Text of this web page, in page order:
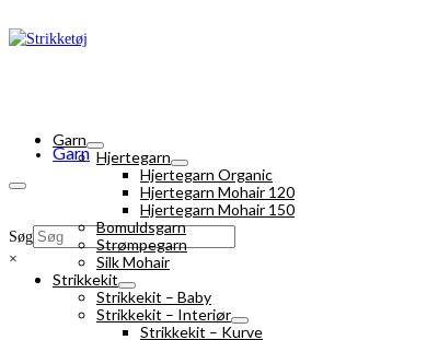
Garn
Søg
×
Garn
Hjertegarn
Hjertegarn Organic
Hjertegarn Mohair 120
Hjertegarn Mohair 150
Bomuldsgarn
Strømpegarn
Silk Mohair
Strikkekit
Strikkekit – Baby
Strikkekit – Interiør
Strikkekit – Kurve